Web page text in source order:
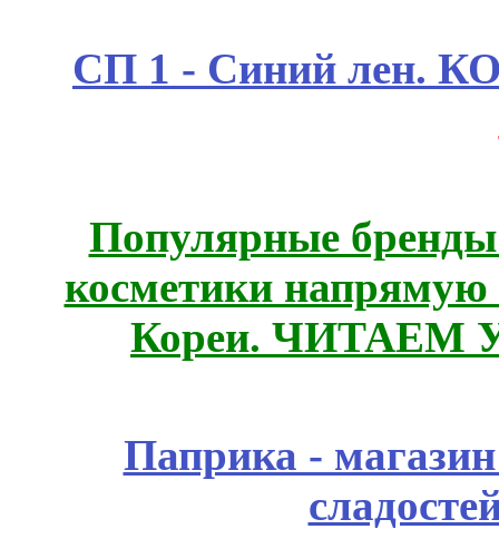
СП 1 - Синий лен.
Популярные
косметики
Кореи. ЧИТАЕМ
Паприка -